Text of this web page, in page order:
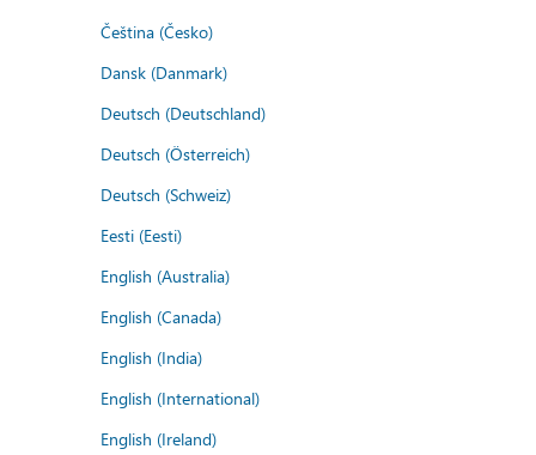
Čeština (Česko)
Dansk (Danmark)
Deutsch (Deutschland)
Deutsch (Österreich)
Deutsch (Schweiz)
Eesti (Eesti)
English (Australia)
English (Canada)
English (India)
English (International)
English (Ireland)